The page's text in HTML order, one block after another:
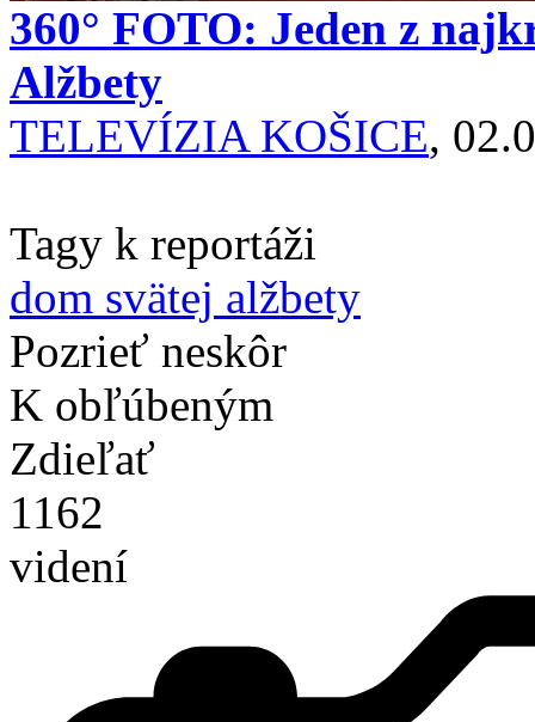
360° FOTO: Jeden z
Alžbety
TELEVÍZIA KOŠICE,
Tagy k reportáži
dom svätej alžbety
Pozrieť neskôr
K obľúbeným
Zdieľať
1162
videní